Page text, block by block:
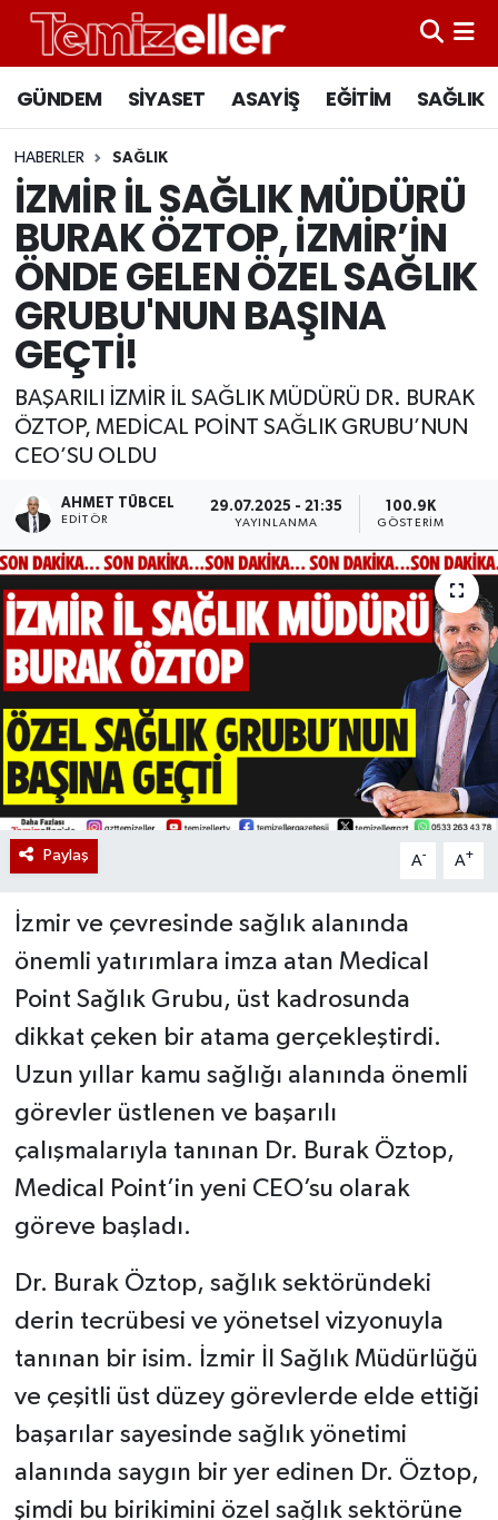
GÜNDEM SİYASET ASAYİŞ EĞİTİM SAĞLIK
HABERLER SAĞLIK
İZMİR İL SAĞLIK MÜDÜRÜ
BURAK ÖZTOP, İZMİR’İN
ÖNDE GELEN ÖZEL SAĞLIK
GRUBU'NUN BAŞINA
GEÇTİ!
BAŞARILI İZMİR İL SAĞLIK MÜDÜRÜ DR. BURAK
ÖZTOP, MEDİCAL POİNT SAĞLIK GRUBU’NUN
CEO’SU OLDU
AHMET TÜBCEL
EDITÖR
29.07.2025 - 21:35
YAYINLANMA
100.9K
GÖSTERIM
Paylaş A- A+
İzmir ve çevresinde sağlık alanında
önemli yatırımlara imza atan Medical
Point Sağlık Grubu, üst kadrosunda
dikkat çeken bir atama gerçekleştirdi.
Uzun yıllar kamu sağlığı alanında önemli
görevler üstlenen ve başarılı
çalışmalarıyla tanınan Dr. Burak Öztop,
Medical Point’in yeni CEO’su olarak
göreve başladı.
Dr. Burak Öztop, sağlık sektöründeki
derin tecrübesi ve yönetsel vizyonuyla
tanınan bir isim. İzmir İl Sağlık Müdürlüğü
ve çeşitli üst düzey görevlerde elde ettiği
başarılar sayesinde sağlık yönetimi
alanında saygın bir yer edinen Dr. Öztop,
şimdi bu birikimini özel sağlık sektörüne
CANLI YAYIN
ASAYİŞ
EĞİTİM
SAĞLIK
SİYASET
Hava Durumu
Süper Lig Puan Durumu ve Fikstür
Tüm Manşetler
Son Dakika Haberleri
Haber Arşivi